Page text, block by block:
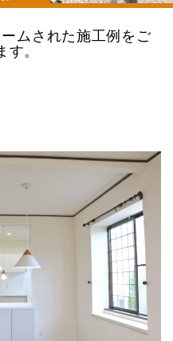
ムされた施工例をご
す。